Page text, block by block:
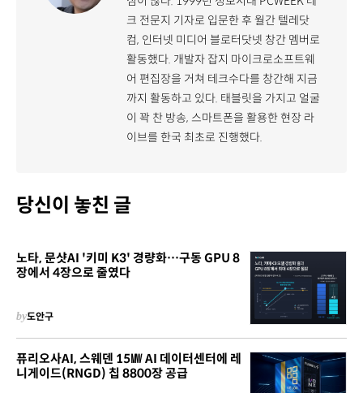
크 전문지 기자로 입문한 후 월간 텔레닷
컴, 인터넷 미디어 블로터닷넷 창간 멤버로
활동했다. 개발자 잡지 마이크로소프트웨
어 편집장을 거쳐 테크수다를 창간해 지금
까지 활동하고 있다. 태블릿을 가지고 얼굴
이 꽉 찬 방송, 스마트폰을 활용한 현장 라
이브를 한국 최초로 진행했다.
당신이 놓친 글
노타, 문샷AI '키미 K3' 경량화…구동 GPU 8
장에서 4장으로 줄였다
by도안구
퓨리오사AI, 스웨덴 15㎿ AI 데이터센터에 레
니게이드(RNGD) 칩 8800장 공급